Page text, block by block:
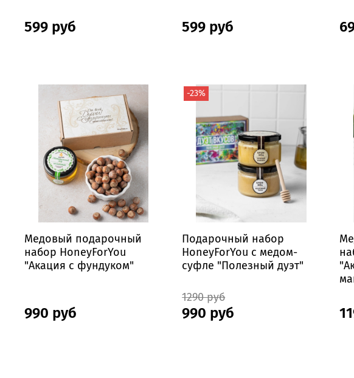
599 руб 599 руб
Медовый подарочный
набор HoneyForYou
"Акация с фундуком"
990 руб
-23%
Подарочный набор
HoneyForYou с медом-
суфле "Полезный дуэт"
1290 руб
990 руб